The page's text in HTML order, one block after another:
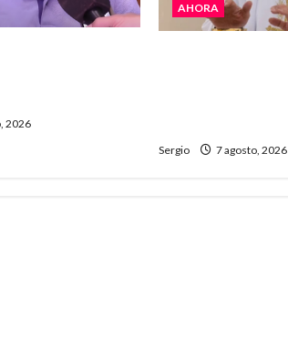
2026
AHORA
Sergio 7 agosto, 2026